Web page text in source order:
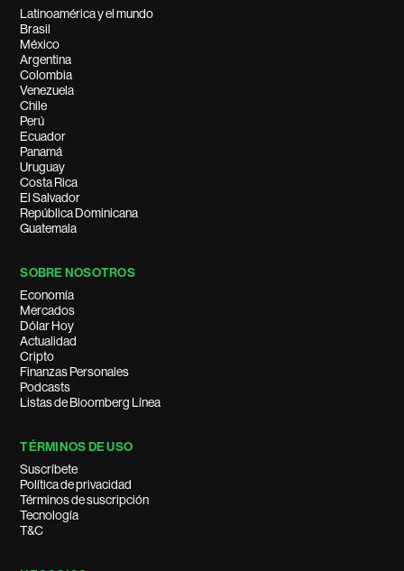
Latinoamérica y el mundo
Brasil
México
Argentina
Colombia
Venezuela
Chile
Perú
Ecuador
Panamá
Uruguay
Costa Rica
El Salvador
República Dominicana
Guatemala
SOBRE NOSOTROS
Economía
Mercados
Dólar Hoy
Actualidad
Cripto
Finanzas Personales
Podcasts
Listas de Bloomberg Línea
TÉRMINOS DE USO
Suscríbete
Política de privacidad
Términos de suscripción
Tecnología
T&C